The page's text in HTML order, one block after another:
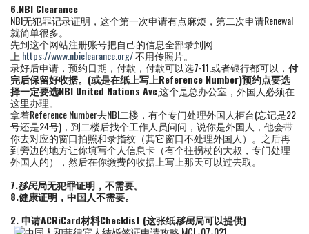
6.NBI Clearance
NBI无犯罪记录证明，这个第一次申请有点麻烦，第二次申请Renewal
就简单很多。
先到这个网站注册账号把自己的信息全部录到网
上 https://www.nbiclearance.org/不用传照片。
录好后申请，预约日期，付款，付款可以选7-11,或者银行都可以， 付
完后保留好收据。 (或是在纸上写上Reference Number)预约点要选
择一定要选NBI United Nations Ave,这个是总办公室，外国人必须在
这里办理。
拿着Reference Number去NBI二楼，有个专门处理外国人柜台(忘记是22
号还是24号)，到二楼后找个工作人员问问，说你是外国人，他会带
你去对应的窗口拍照和录指纹（其它窗口不处理外国人）。之后再
到旁边的地方让你填写个人信息卡（有个拄拐杖的大叔，专门处理
外国人的），然后在你缴费的收据上写上那天可以过去取。
7.移民局无犯罪证明，不需要。
8.健康证明，中国人不需要。
2.申请ACRiCard材料Checklist (这张纸移民局可以提供)